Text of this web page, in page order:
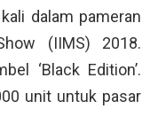
dalam pameran
(IIMS) 2018.
‘Black Edition’.
unit untuk pasar